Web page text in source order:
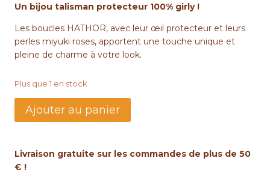
Un bijou talisman protecteur 100% girly !
Les boucles HATHOR, avec leur œil protecteur et leurs
perles miyuki roses, apportent une touche unique et
pleine de charme à votre look.
Plus que 1 en stock
quantité
miyuki
herringbone
Ajouter au panier
Livraison gratuite sur les commandes de plus de 50
€ !